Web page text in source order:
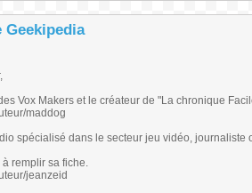
Geekipedia
Vox Makers et le créateur de "La chronique
maddog
spécialisé dans le secteur jeu vidéo,
remplir sa fiche.
jeanzeid